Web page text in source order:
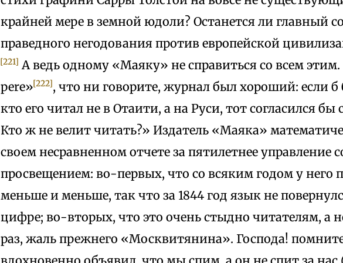
крайней мере в земной юдоли? Останется ли главный
праведного негодования против европейской
[221] А ведь одному «Маяку» не справиться со всем
реrе»[222], что ни говорите, журнал был хороший: если
кто его читал не в Отаити, а на Руси, тот согласился бы
Кто ж не велит читать?» Издатель «Маяка»
своем несравненном отчете за пятилетнее управление
просвещением: во-первых, что со всяким годом у него
меньше и меньше, так что за 1844 год язык не
цифре; во-вторых, что это очень стыдно читателям, а
раз, жаль прежнего «Москвитянина». Господа!